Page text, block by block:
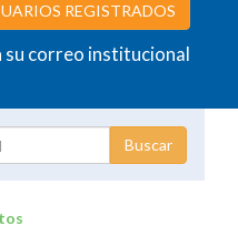
REGISTRADOS
su correo institucional